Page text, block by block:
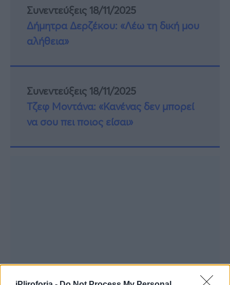
Συνεντεύξεις 18/11/2025
Δήμητρα Δερζέκου: «Λέω τη δική μου
αλήθεια»
Συνεντεύξεις 18/11/2025
Τζεφ Μοντάνα: «Κανένας δεν μπορεί
να σου πει ποιος είσαι»